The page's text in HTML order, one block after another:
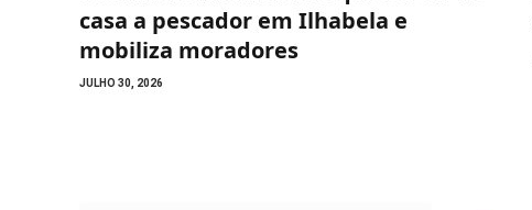
casa a pescador em Ilhabela e
mobiliza moradores
JULHO 30, 2026